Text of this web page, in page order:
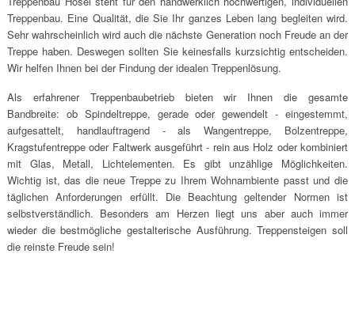
Treppenbau. Eine Qualität, die Sie Ihr ganzes Leben lang begleiten wird.
Sehr wahrscheinlich wird auch die nächste Generation noch Freude an der
Treppe haben. Deswegen sollten Sie keinesfalls kurzsichtig entscheiden.
Wir helfen Ihnen bei der Findung der idealen Treppenlösung.
Als erfahrener Treppenbaubetrieb bieten wir Ihnen die gesamte
Bandbreite: ob Spindeltreppe, gerade oder gewendelt - eingestemmt,
aufgesattelt, handlauftragend - als Wangentreppe, Bolzentreppe,
Kragstufentreppe oder Faltwerk ausgeführt - rein aus Holz oder kombiniert
mit Glas, Metall, Lichtelementen. Es gibt unzählige Möglichkeiten.
Wichtig ist, das die neue Treppe zu Ihrem Wohnambiente passt und die
täglichen Anforderungen erfüllt. Die Beachtung geltender Normen ist
selbstverständlich. Besonders am Herzen liegt uns aber auch immer
wieder die bestmögliche gestalterische Ausführung. Treppensteigen soll
die reinste Freude sein!